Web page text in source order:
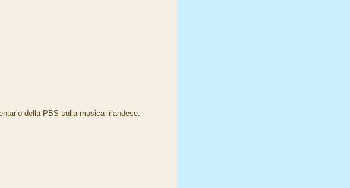
della PBS sulla musica irlandese: